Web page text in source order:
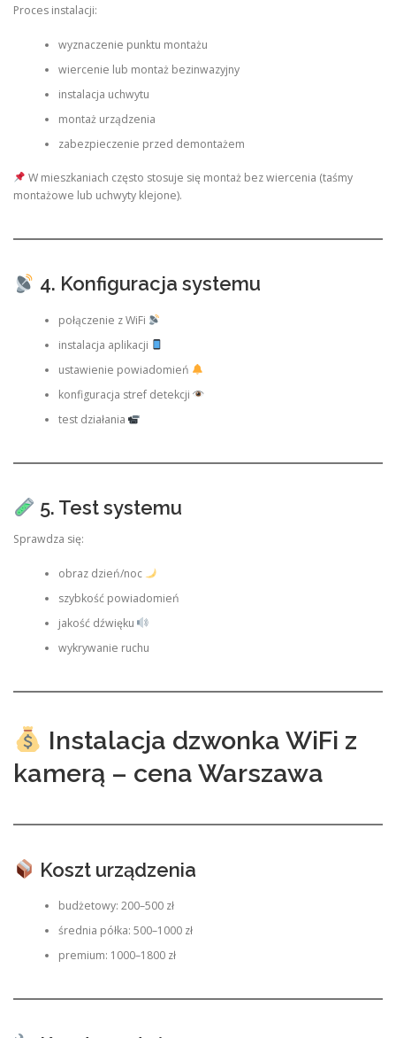
Proces instalacji:
wyznaczenie punktu montażu
wiercenie lub montaż bezinwazyjny
instalacja uchwytu
montaż urządzenia
zabezpieczenie przed demontażem
W mieszkaniach często stosuje się montaż bez wiercenia (taśmy
montażowe lub uchwyty klejone).
4. Konfiguracja systemu
połączenie z WiFi
instalacja aplikacji
ustawienie powiadomień
konfiguracja stref detekcji
test działania
5. Test systemu
Sprawdza się:
obraz dzień/noc
szybkość powiadomień
jakość dźwięku
wykrywanie ruchu
Instalacja dzwonka WiFi z
kamerą – cena Warszawa
Koszt urządzenia
budżetowy: 200–500 zł
średnia półka: 500–1000 zł
premium: 1000–1800 zł